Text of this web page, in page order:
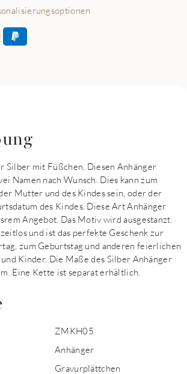
Silber mit Füßchen. Diesen Anhänger
Namen nach Wunsch. Dies kann zum
Mutter und des Kindes sein, oder der
des Kindes. Diese Art Anhänger
Angebot. Das Motiv wird ausgestanzt.
und ist das perfekte Geschenk zur
zum Geburtstag und anderen feierlichen
Kinder. Die Maße des Silber Anhänger
Eine Kette ist separat erhältlich.
ZMKH05
Anhänger
Gravurplättchen